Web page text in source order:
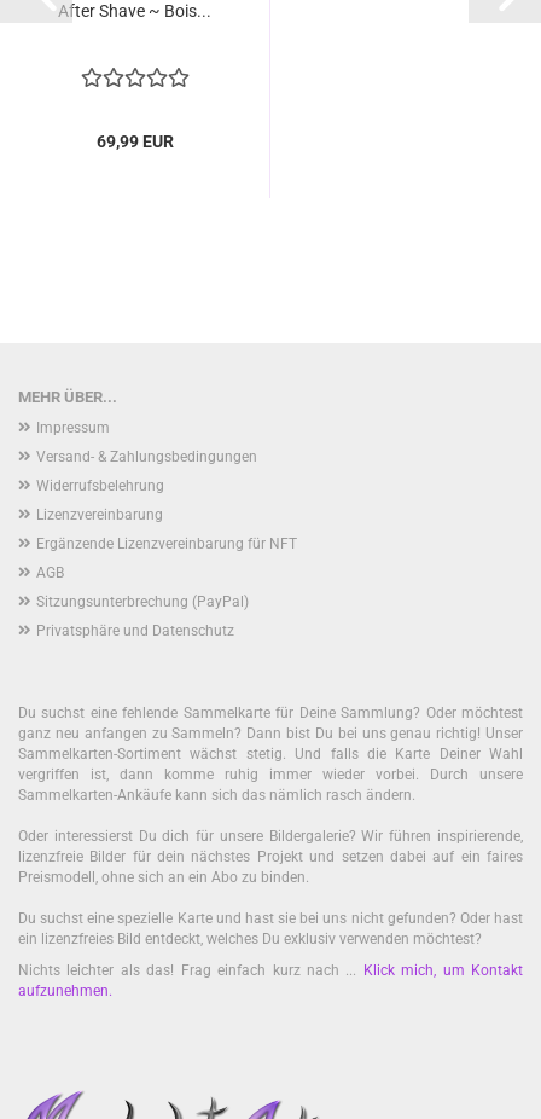
After Shave ~ Bois...
69,99 EUR
MEHR ÜBER...
Impressum
Versand- & Zahlungsbedingungen
Widerrufsbelehrung
Lizenzvereinbarung
Ergänzende Lizenzvereinbarung für NFT
AGB
Sitzungsunterbrechung (PayPal)
Privatsphäre und Datenschutz
Du suchst eine fehlende Sammelkarte für Deine Sammlung? Oder möchtest
ganz neu anfangen zu Sammeln? Dann bist Du bei uns genau richtig! Unser
Sammelkarten-Sortiment wächst stetig. Und falls die Karte Deiner Wahl
vergriffen ist, dann komme ruhig immer wieder vorbei. Durch unsere
Sammelkarten-Ankäufe kann sich das nämlich rasch ändern.
Oder interessierst Du dich für unsere Bildergalerie? Wir führen inspirierende,
lizenzfreie Bilder für dein nächstes Projekt und setzen dabei auf ein faires
Preismodell, ohne sich an ein Abo zu binden.
Du suchst eine spezielle Karte und hast sie bei uns nicht gefunden? Oder hast
ein lizenzfreies Bild entdeckt, welches Du exklusiv verwenden möchtest?
Nichts leichter als das! Frag einfach kurz nach ...
Klick mich, um Kontakt
aufzunehmen.